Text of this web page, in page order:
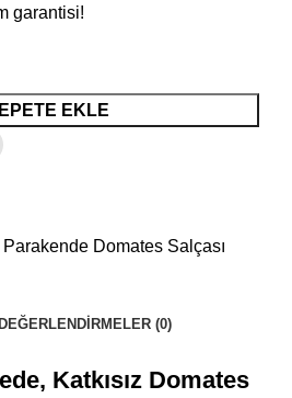
garantisi!
EKLE
Parakende Domates Salçası
(0)
Katkısız Domates